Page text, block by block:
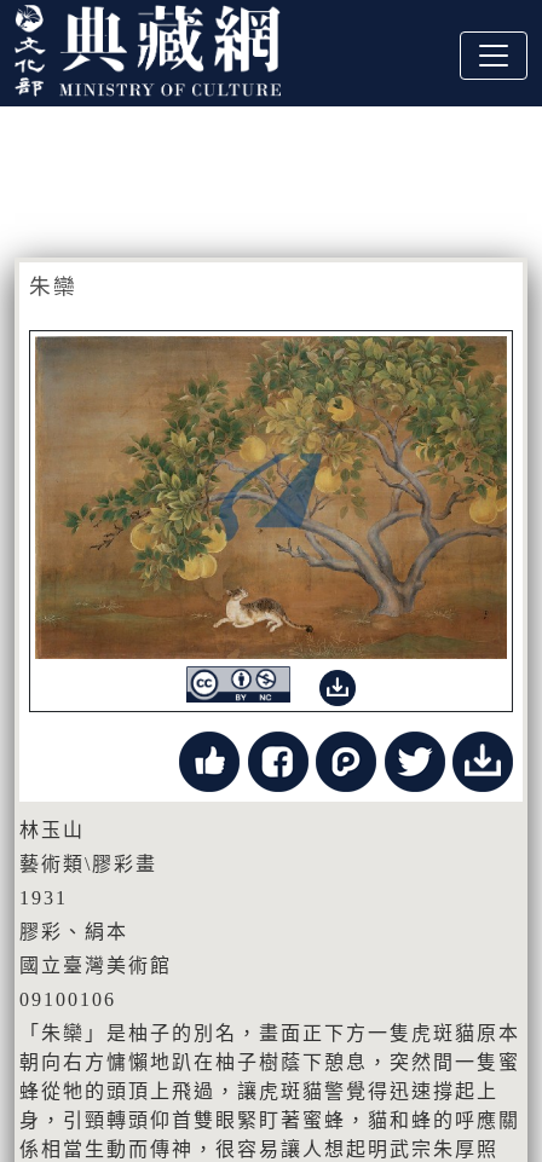
跳到主要內容
:::
朱欒
林玉山
藝術類\膠彩畫
1931
膠彩、絹本
國立臺灣美術館
09100106
「朱欒」是柚子的別名，畫面正下方一隻虎斑貓原本
朝向右方慵懶地趴在柚子樹蔭下憩息，突然間一隻蜜
蜂從牠的頭頂上飛過，讓虎斑貓警覺得迅速撐起上
身，引頸轉頭仰首雙眼緊盯著蜜蜂，貓和蜂的呼應關
係相當生動而傳神，很容易讓人想起明武宗朱厚照